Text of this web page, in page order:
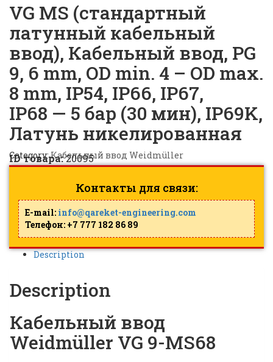
VG MS (стандартный
латунный кабельный
ввод), Кабельный ввод, PG
9, 6 mm, OD min. 4 – OD max.
8 mm, IP54, IP66, IP67,
IP68 — 5 бар (30 мин), IP69K,
Латунь никелированная
Category:Кабельный ввод Weidmüller
ID товара:20095
Контакты для связи:
E-mail: info@qareket-engineering.com
Телефон: +7 777 182 86 89
Description
Description
Кабельный ввод
Weidmüller VG 9-MS68